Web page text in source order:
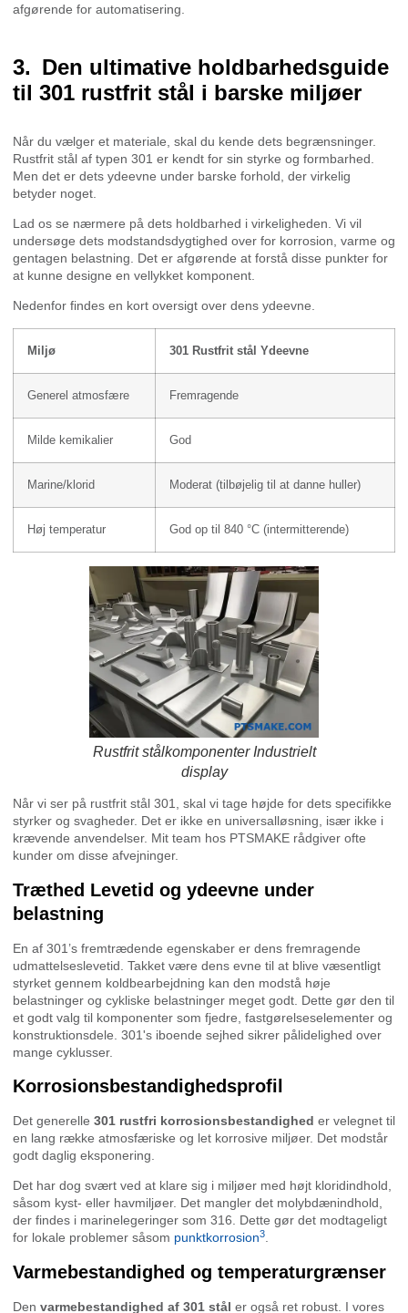
afgørende for automatisering.
Den ultimative holdbarhedsguide
til 301 rustfrit stål i barske miljøer
Når du vælger et materiale, skal du kende dets begrænsninger.
Rustfrit stål af typen 301 er kendt for sin styrke og formbarhed.
Men det er dets ydeevne under barske forhold, der virkelig
betyder noget.
Lad os se nærmere på dets holdbarhed i virkeligheden. Vi vil
undersøge dets modstandsdygtighed over for korrosion, varme og
gentagen belastning. Det er afgørende at forstå disse punkter for
at kunne designe en vellykket komponent.
Nedenfor findes en kort oversigt over dens ydeevne.
Miljø 301 Rustfrit stål Ydeevne
Generel atmosfære Fremragende
Milde kemikalier God
Marine/klorid Moderat (tilbøjelig til at danne huller)
Høj temperatur God op til 840 °C (intermitterende)
Rustfrit stålkomponenter Industrielt
display
Når vi ser på rustfrit stål 301, skal vi tage højde for dets specifikke
styrker og svagheder. Det er ikke en universalløsning, især ikke i
krævende anvendelser. Mit team hos PTSMAKE rådgiver ofte
kunder om disse afvejninger.
Træthed Levetid og ydeevne under
belastning
En af 301’s fremtrædende egenskaber er dens fremragende
udmattelseslevetid. Takket være dens evne til at blive væsentligt
styrket gennem koldbearbejdning kan den modstå høje
belastninger og cykliske belastninger meget godt. Dette gør den til
et godt valg til komponenter som fjedre, fastgørelseselementer og
konstruktionsdele. 301's iboende sejhed sikrer pålidelighed over
mange cyklusser.
Korrosionsbestandighedsprofil
Det generelle 301 rustfri korrosionsbestandighed er velegnet til
en lang række atmosfæriske og let korrosive miljøer. Det modstår
godt daglig eksponering.
Det har dog svært ved at klare sig i miljøer med højt kloridindhold,
såsom kyst- eller havmiljøer. Det mangler det molybdænindhold,
der findes i marinelegeringer som 316. Dette gør det modtageligt
for lokale problemer såsom punktkorrosion3.
Varmebestandighed og temperaturgrænser
Den varmebestandighed af 301 stål er også ret robust. I vores